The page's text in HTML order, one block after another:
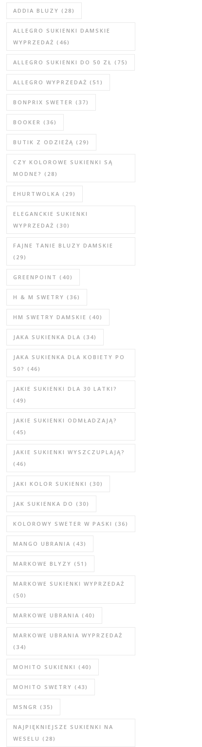
ADDIA BLUZY (28)
ALLEGRO SUKIENKI DAMSKIE
WYPRZEDAŻ (46)
ALLEGRO SUKIENKI DO 50 ZŁ (75)
ALLEGRO WYPRZEDAŻ (51)
BONPRIX SWETER (37)
BOOKER (36)
BUTIK Z ODZIEŻĄ (29)
CZY KOLOROWE SUKIENKI SĄ
MODNE? (28)
EHURTWOLKA (29)
ELEGANCKIE SUKIENKI
WYPRZEDAŻ (30)
FAJNE TANIE BLUZY DAMSKIE
(29)
GREENPOINT (40)
H & M SWETRY (36)
HM SWETRY DAMSKIE (40)
JAKA SUKIENKA DLA (34)
JAKA SUKIENKA DLA KOBIETY PO
50? (46)
JAKIE SUKIENKI DLA 30 LATKI?
(49)
JAKIE SUKIENKI ODMŁADZAJĄ?
(45)
JAKIE SUKIENKI WYSZCZUPLAJĄ?
(46)
JAKI KOLOR SUKIENKI (30)
JAK SUKIENKA DO (30)
KOLOROWY SWETER W PASKI (36)
MANGO UBRANIA (43)
MARKOWE BLYZY (51)
MARKOWE SUKIENKI WYPRZEDAŻ
(50)
MARKOWE UBRANIA (40)
MARKOWE UBRANIA WYPRZEDAŻ
(34)
MOHITO SUKIENKI (40)
MOHITO SWETRY (43)
MSNGR (35)
NAJPIĘKNIEJSZE SUKIENKI NA
WESELU (28)